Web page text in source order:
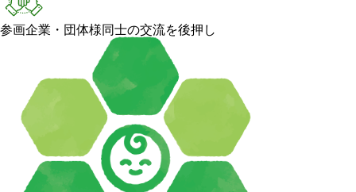
参画企業・団体様同士の交流を後押し